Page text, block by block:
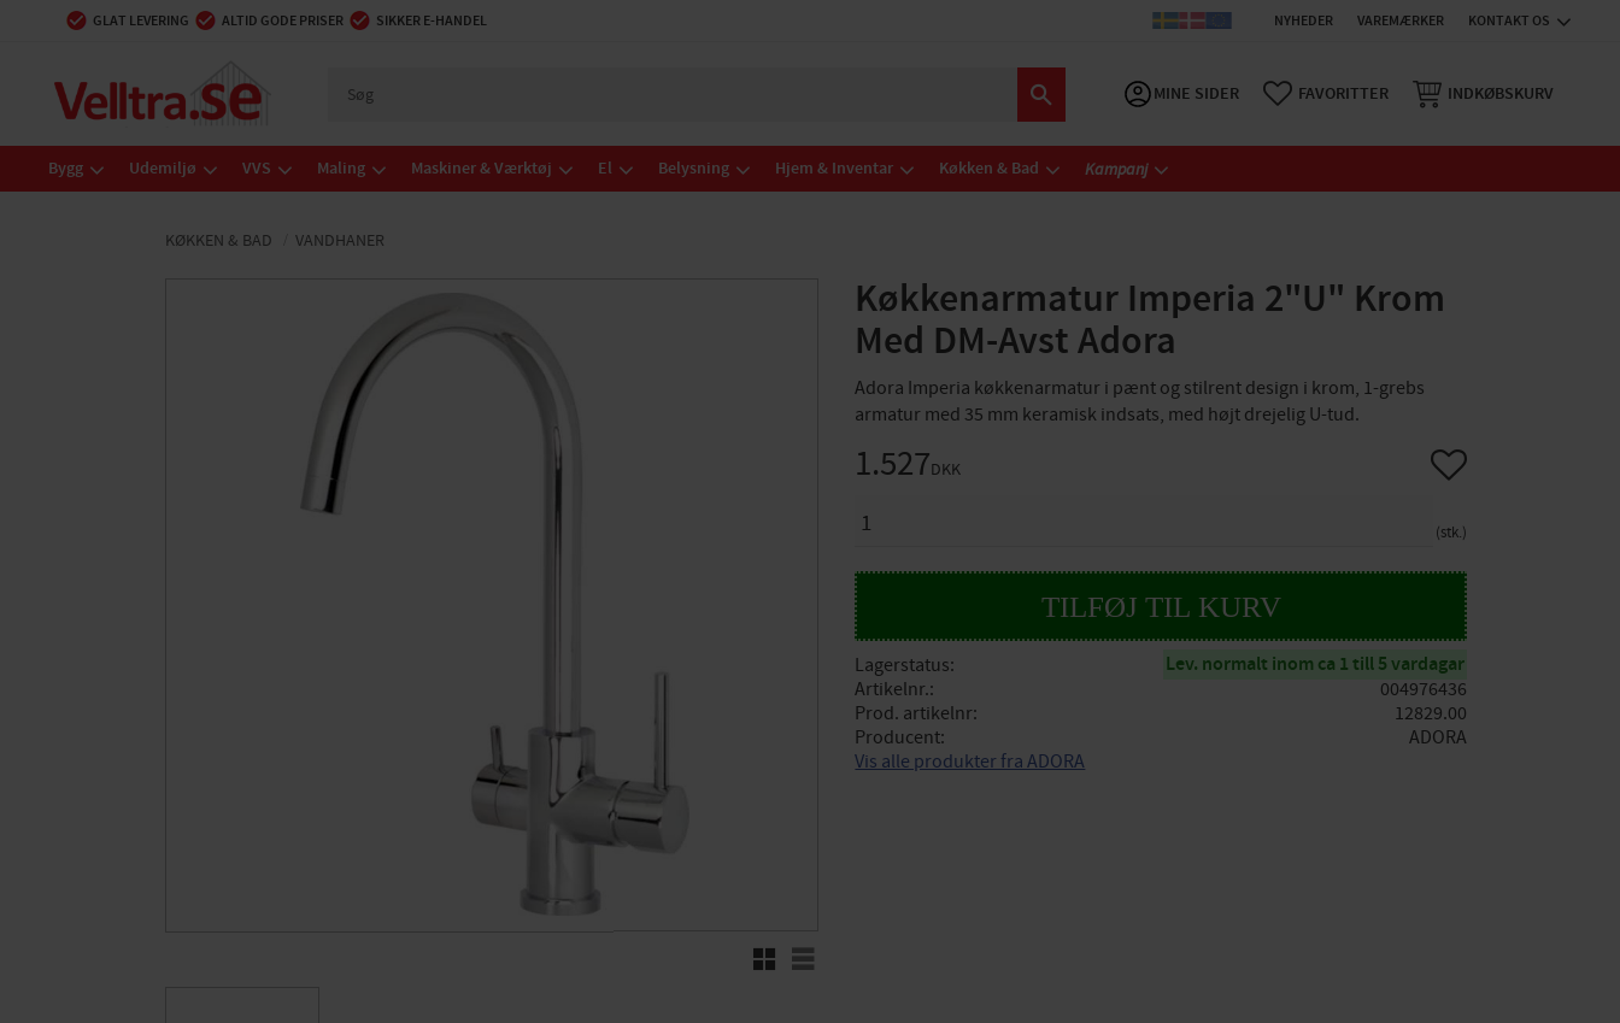
GLAT LEVERING ALTID GODE PRISER SIKKER E-HANDEL NYHEDER VAREMÆRKER KONTAKT OS
MINE SIDER FAVORITTER INDKØBSKURV
Bygg Udemiljø VVS Maling Maskiner & Værktøj El Belysning Hjem & Inventar Køkken & Bad Kampanj
KØKKEN & BAD VANDHANER
Køkkenarmatur Imperia 2"U" Krom
Med DM-Avst Adora
Adora Imperia køkkenarmatur i pænt og stilrent design i krom, 1-grebs
armatur med 35 mm keramisk indsats, med højt drejelig U-tud.
RutenettListe
1.527DKK
stk.
Gem som favorit
Lagerstatus Lev. normalt inom ca 1 till 5 vardagar
Artikelnr.
004976436
Prod. artikelnr
12829.00
Producent
ADORA
Vis alle produkter fra ADORA